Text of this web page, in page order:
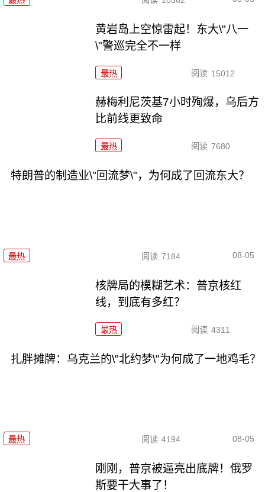
黄岩岛上空惊雷起！东大\"八一
\"警巡完全不一样
最热 阅读 15012
赫梅利尼茨基7小时殉爆，乌后方
比前线更致命
最热 阅读 7680
特朗普的制造业\"回流梦\"，为何成了回流东大？
最热 阅读 7184 08-05
核牌局的模糊艺术：普京核红
线，到底有多红？
最热 阅读 4311
扎胖摊牌：乌克兰的\"北约梦\"为何成了一地鸡毛？
最热 阅读 4194 08-05
刚刚，普京被逼亮出底牌！俄罗
斯要干大事了！